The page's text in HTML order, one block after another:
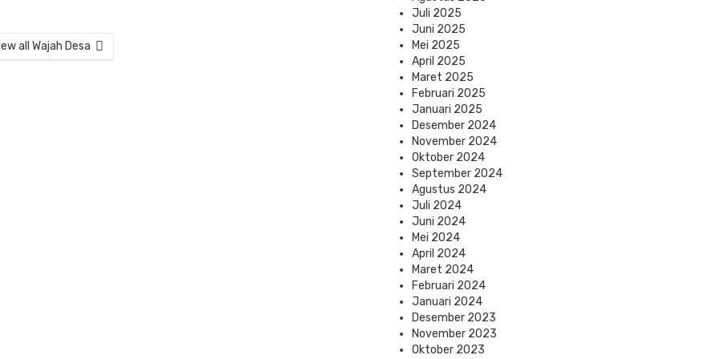
all Wajah Desa
Juli 2025
Juni 2025
Mei 2025
April 2025
Maret 2025
Februari 2025
Januari 2025
Desember 2024
November 2024
Oktober 2024
September 2024
Agustus 2024
Juli 2024
Juni 2024
Mei 2024
April 2024
Maret 2024
Februari 2024
Januari 2024
Desember 2023
November 2023
Oktober 2023